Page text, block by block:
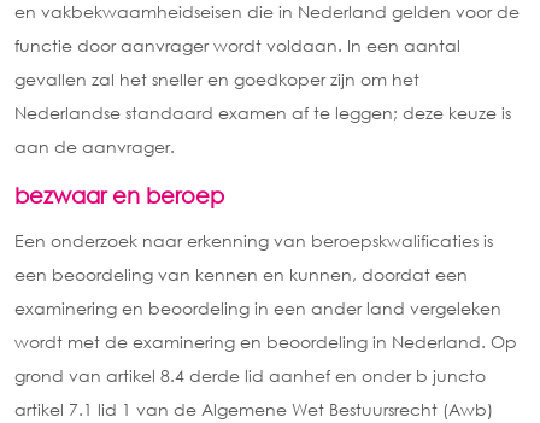
en vakbekwaamheidseisen die in Nederland gelden voor de
functie door aanvrager wordt voldaan. In een aantal
gevallen zal het sneller en goedkoper zijn om het
Nederlandse standaard examen af te leggen; deze keuze is
aan de aanvrager.
bezwaar en beroep
Een onderzoek naar erkenning van beroepskwalificaties is
een beoordeling van kennen en kunnen, doordat een
examinering en beoordeling in een ander land vergeleken
wordt met de examinering en beoordeling in Nederland. Op
grond van artikel 8.4 derde lid aanhef en onder b juncto
artikel 7.1 lid 1 van de Algemene Wet Bestuursrecht (Awb)